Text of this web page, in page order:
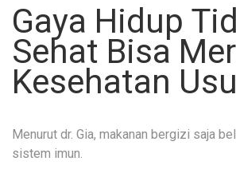
Gaya Hidup
Sehat Bisa
Kesehatan
Menurut dr. Gia, makanan bergizi saja
sistem imun.